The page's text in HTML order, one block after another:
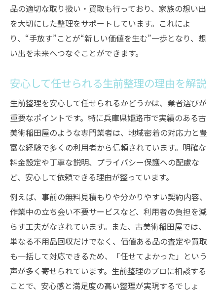
品の適切な取り扱い・買取も行っており、家族の想い出
を大切にした整理をサポートしています。これによ
り、“手放す”ことが“新しい価値を生む”一歩となり、想
い出を未来へつなぐことができます。
安心して任せられる生前整理の理由を解説
生前整理を安心して任せられるかどうかは、業者選びが
重要なポイントです。特に兵庫県姫路市で実績のある古
美術稲田屋のような専門業者は、地域密着の対応力と豊
富な経験で多くの利用者から信頼されています。明確な
料金設定や丁寧な説明、プライバシー保護への配慮な
ど、安心して依頼できる理由が整っています。
例えば、事前の無料見積もりや分かりやすい契約内容、
作業中の立ち会い不要サービスなど、利用者の負担を減
らす工夫がなされています。また、古美術稲田屋では、
単なる不用品回収だけでなく、価値ある品の査定や買取
も一括して対応できるため、「任せてよかった」という
声が多く寄せられています。生前整理のプロに相談する
ことで、安心感と満足度の高い整理が実現するでしょ